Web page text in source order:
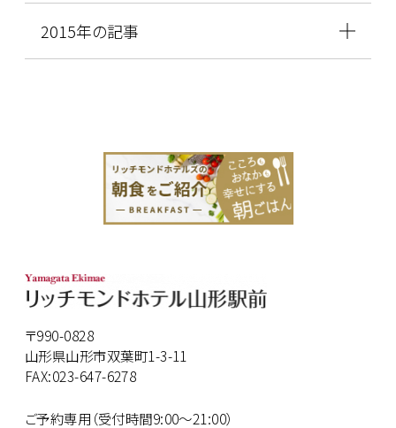
2015年の記事
〒990-0828
山形県山形市双葉町1-3-11
FAX:023-647-6278
ご予約専用（受付時間9:00～21:00）